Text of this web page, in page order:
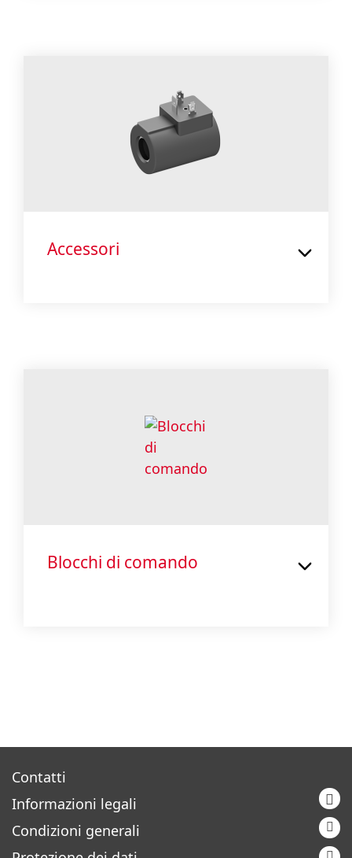
Accessori
Blocchi di comando
Contatti
Informazioni legali
Condizioni generali